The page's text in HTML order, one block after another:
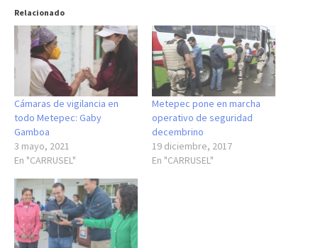
Relacionado
Cámaras de vigilancia en
todo Metepec: Gaby
Gamboa
3 mayo, 2021
En "CARRUSEL"
Metepec pone en marcha
operativo de seguridad
decembrino
19 diciembre, 2017
En "CARRUSEL"